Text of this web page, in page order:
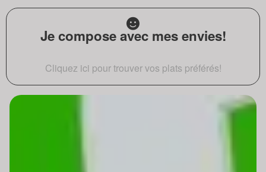
Je compose avec mes envies!
Cliquez ici pour trouver vos plats préférés!